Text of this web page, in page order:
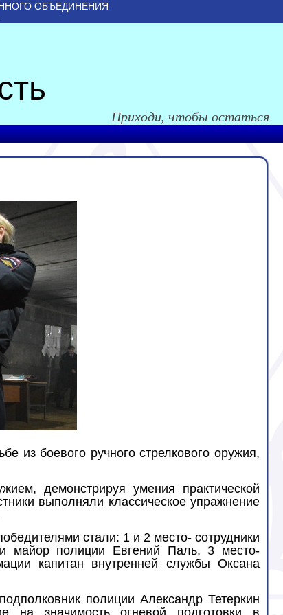
ОБЪЕДИНЕНИЯ
Приходи, чтобы остаться
из боевого ручного стрелкового оружия,
демонстрируя умения практической
выполняли классическое упражнение
стали: 1 и 2 место- сотрудники
и майор полиции Евгений Паль, 3 место-
капитан внутренней службы Оксана
полиции Александр Тетеркин